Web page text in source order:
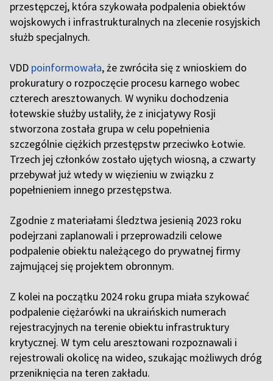
przestępczej, która szykowała podpalenia obiektów
wojskowych i infrastrukturalnych na zlecenie rosyjskich
służb specjalnych.
VDD poinformowała, że zwróciła się z wnioskiem do
prokuratury o rozpoczęcie procesu karnego wobec
czterech aresztowanych. W wyniku dochodzenia
łotewskie służby ustaliły, że z inicjatywy Rosji
stworzona została grupa w celu popełnienia
szczególnie ciężkich przestępstw przeciwko Łotwie.
Trzech jej członków zostało ujętych wiosną, a czwarty
przebywał już wtedy w więzieniu w związku z
popełnieniem innego przestępstwa.
Zgodnie z materiałami śledztwa jesienią 2023 roku
podejrzani zaplanowali i przeprowadzili celowe
podpalenie obiektu należącego do prywatnej firmy
zajmującej się projektem obronnym.
Z kolei na początku 2024 roku grupa miała szykować
podpalenie ciężarówki na ukraińskich numerach
rejestracyjnych na terenie obiektu infrastruktury
krytycznej. W tym celu aresztowani rozpoznawali i
rejestrowali okolicę na wideo, szukając możliwych dróg
przeniknięcia na teren zakładu.